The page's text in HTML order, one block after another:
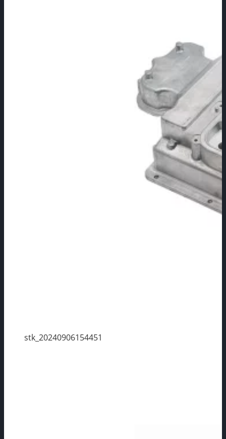
stk_20240906154451